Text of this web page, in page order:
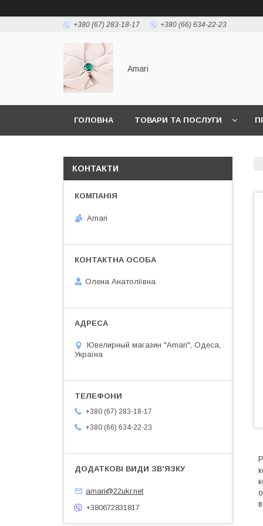
+380 (67) 283-18-17 +380 (66) 634-22-23
Amari
ГОЛОВНА ТОВАРИ ТА ПОСЛУГИ
КОНТАКТИ
Amari
Олена Анатоліївна
Ювелирный магазин "Amari", Одеса,
Україна
+380 (67) 283-18-17
+380 (66) 634-22-23
amari@22ukr.net
+380672831817